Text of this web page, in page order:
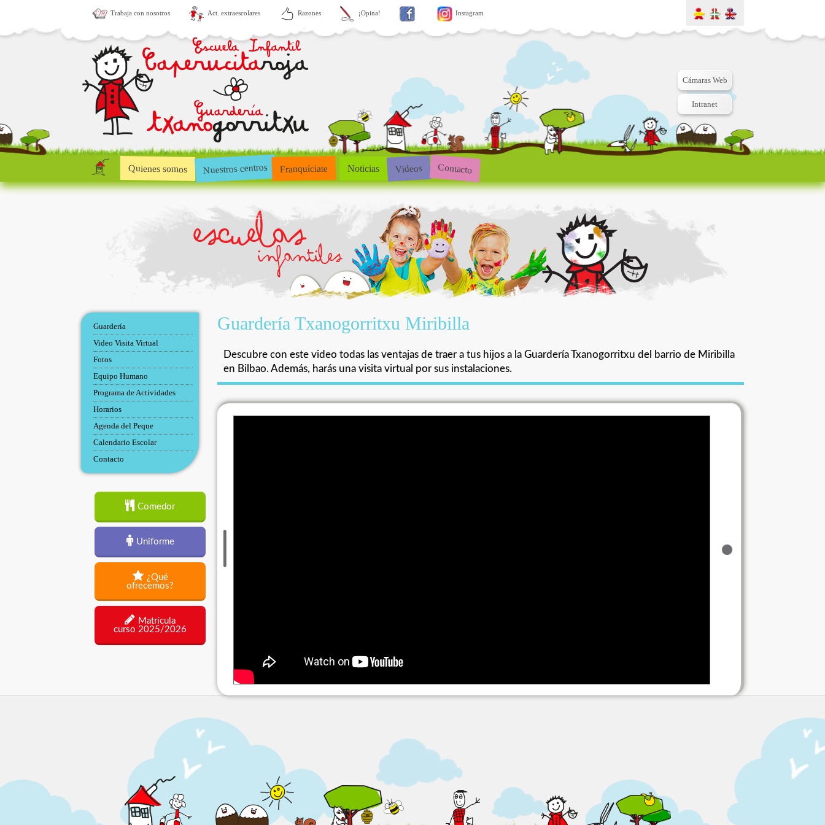
Trabaja con nosotros Act. extraescolares Razones ¡Opina! Instagram
Cámaras Web
Intranet
Quienes somos Nuestros centros Franquíciate Noticias Videos Contacto
Guardería
Video Visita Virtual
Fotos
Equipo Humano
Programa de Actividades
Horarios
Agenda del Peque
Calendario Escolar
Contacto
Comedor
Uniforme
¿Qué
ofrecemos?
Matrícula
curso 2025/2026
Guardería Txanogorritxu Miribilla
Descubre con este video todas las ventajas de traer a tus hijos a la Guardería Txanogorritxu del barrio de Miribilla
en Bilbao. Además, harás una visita virtual por sus instalaciones.